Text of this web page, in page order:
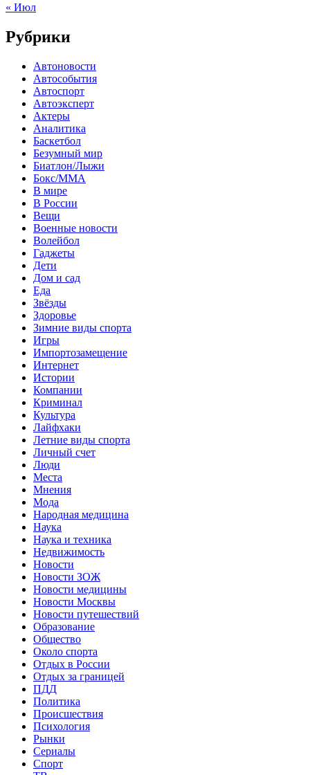
« Июл
Рубрики
Автоновости
Автособытия
Автоспорт
Автоэксперт
Актеры
Аналитика
Баскетбол
Безумный мир
Биатлон/Лыжи
Бокс/MMA
В мире
В России
Вещи
Военные новости
Волейбол
Гаджеты
Дети
Дом и сад
Еда
Звёзды
Здоровье
Зимние виды спорта
Игры
Импортозамещение
Интернет
Истории
Компании
Криминал
Культура
Лайфхаки
Летние виды спорта
Личный счет
Люди
Места
Мнения
Мода
Народная медицина
Наука
Наука и техника
Недвижимость
Новости
Новости ЗОЖ
Новости медицины
Новости Москвы
Новости путешествий
Образование
Общество
Около спорта
Отдых в России
Отдых за границей
ПДД
Политика
Происшествия
Психология
Рынки
Сериалы
Спорт